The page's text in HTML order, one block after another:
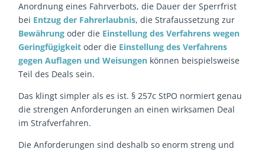
Anordnung eines Fahrverbots, die Dauer der Sperrfrist
bei Entzug der Fahrerlaubnis, die Strafaussetzung zur
Bewährung oder die Einstellung des Verfahrens wegen
Geringfügigkeit oder die Einstellung des Verfahrens
gegen Auflagen und Weisungen können beispielsweise
Teil des Deals sein.
Das klingt simpler als es ist. § 257c StPO normiert genau
die strengen Anforderungen an einen wirksamen Deal
im Strafverfahren.
Die Anforderungen sind deshalb so enorm streng und